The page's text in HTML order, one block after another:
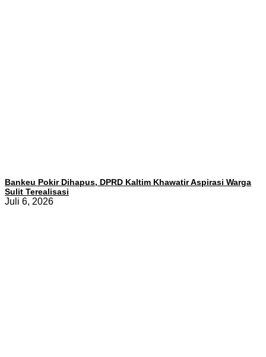
Bankeu Pokir Dihapus, DPRD Kaltim Khawatir Aspirasi Warga
Sulit Terealisasi
Juli 6, 2026